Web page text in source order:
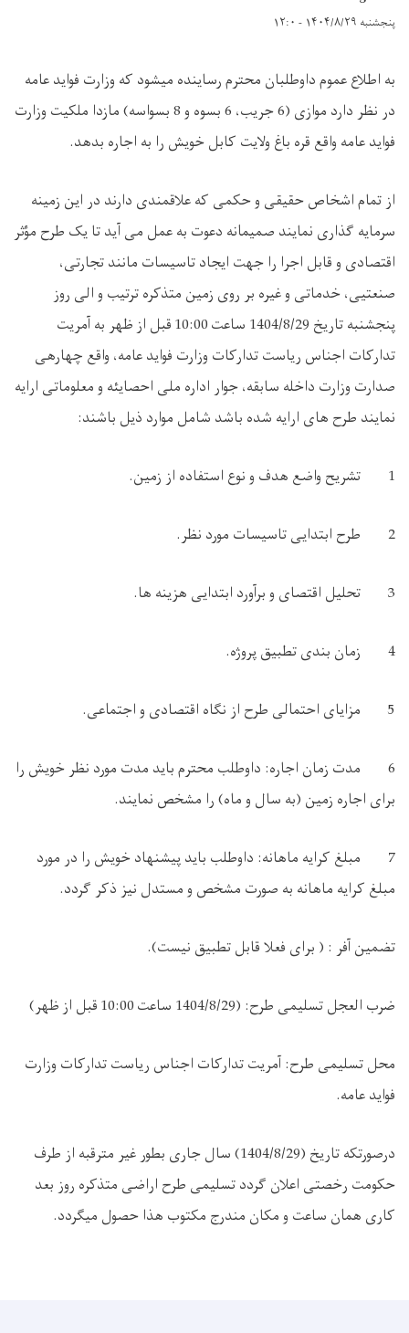
پنجشنبه ۱۴۰۴/۸/۲۹ - ۱۲:۰
به اطلاع عموم داوطلبان محترم رساینده میشود که وزارت فواید عامه
در نظر دارد موازی (6 جریب، 6 بسوه و 8 بسواسه) مازدا ملکیت وزارت
فواید عامه واقع قره باغ ولایت کابل خویش را به اجاره بدهد.
از تمام اشخاص حقیقی و حکمی که علاقمندی دارند در این زمینه
سرمایه گذاری نمایند صمیمانه دعوت به عمل می آید تا یک طرح مؤثر
اقتصادی و قابل اجرا را جهت ایجاد تاسیسات مانند تجارتی،
صنعتیی، خدماتی و غیره بر روی زمین متذکره ترتیب و الی روز
پنجشنبه تاریخ 1404/8/29 ساعت
10:00قبل از ظهر به آمریت
تدارکات اجناس ریاست تدارکات وزارت فواید عامه، واقع چهارهی
صدارت وزارت داخله سابقه، جوار اداره ملی احصایئه و معلوماتی ارایه
نمایند طرح های ارایه شده باشد شامل موارد ذیل باشند:
1 تشریح واضع هدف و نوع استفاده از زمین.
2 طرح ابتدایی تاسیسات مورد نظر.
3 تحلیل اقتصای و برآورد ابتدایی هزینه ها.
4 زمان بندی تطبیق پروژه.
5 مزایای احتمالی طرح از نگاه اقتصادی و اجتماعی.
6 مدت زمان اجاره: داوطلب محترم باید مدت مورد نظر خویش را
برای اجاره زمین (به سال و ماه) را مشخص نمایند.
7 مبلغ کرایه ماهانه: داوطلب باید پیشنهاد خویش را در مورد
مبلغ کرایه ماهانه به صورت مشخص و مستدل نیز ذکر گردد.
تضمین آفر : ( برای فعلا قابل تطبیق نیست).
ضرب العجل تسلیمی طرح: (1404/8/29 ساعت 10:00قبل از ظهر)
محل تسلیمی طرح: آمریت تدارکات اجناس ریاست تدارکات وزارت
فواید عامه.
درصورتکه تاریخ (1404/8/29) سال جاری بطور غیر مترقبه از طرف
حکومت رخصتی اعلان گردد تسلیمی طرح اراضی متذکره روز بعد
کاری همان ساعت و مکان مندرج مکتوب هذا حصول میگردد.